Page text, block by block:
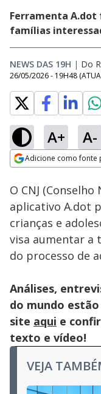
Ferramenta
famílias
NEWS DAS 19H | Do
26/05/2026 - 19H48
A+ A-
Adicione como fonte
Ativar
Loaded
37.30%
O CNJ
aplicativo A.dot
crianças e
visa aumentar a
do processo de
Análises,
do mundo estão
site aqui e
texto e vídeo!
VEJA